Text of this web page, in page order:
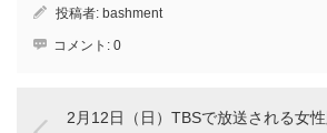
投稿者: bashment
コメント: 0
2月12日（日）TBSで放送される女